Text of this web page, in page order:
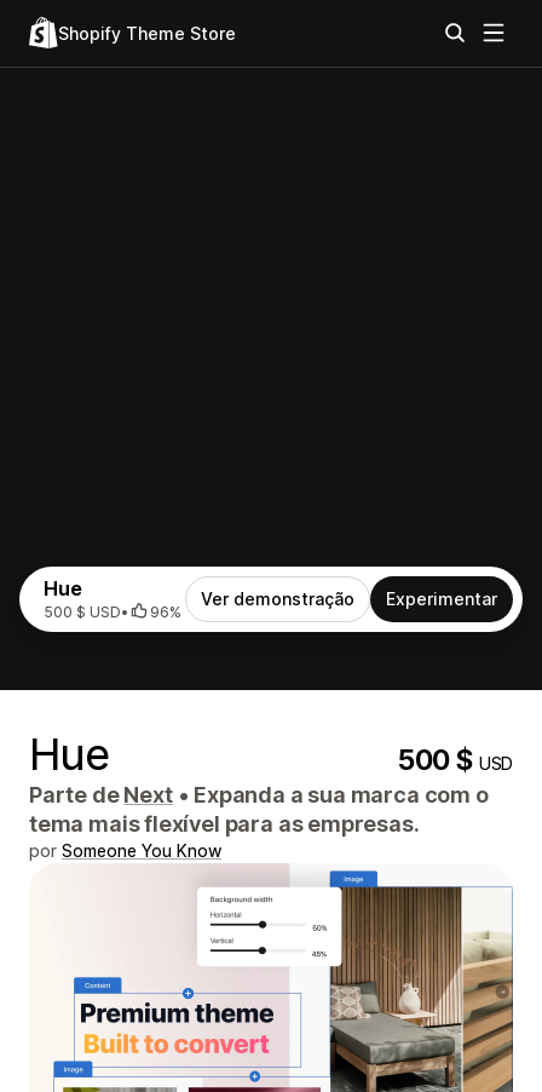
Shopify Theme Store
Hue
500 $ USD• 96%
Ver demonstração Experimentar
Hue 500 $USD
Parte deNext • Expanda a sua marca com o
tema mais flexível para as empresas.
por Someone You Know